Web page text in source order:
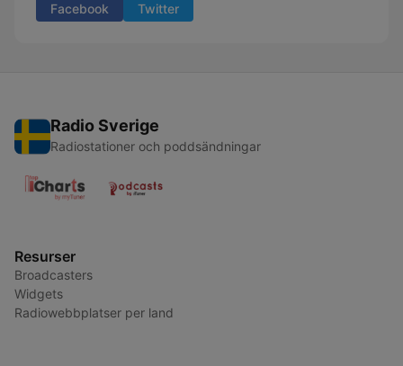
Facebook Twitter
Radio Sverige
Radiostationer och poddsändningar
Resurser
Broadcasters
Widgets
Radiowebbplatser per land